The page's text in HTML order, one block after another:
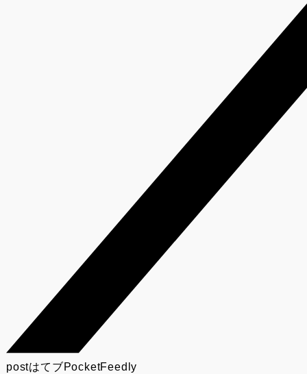
postはてブPocketFeedly